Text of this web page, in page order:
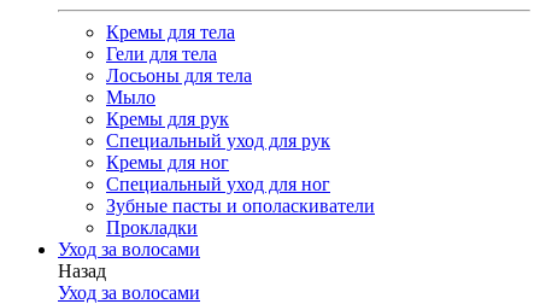
Кремы для тела
Гели для тела
Лосьоны для тела
Мыло
Кремы для рук
Специальный уход для рук
Кремы для ног
Специальный уход для ног
Зубные пасты и ополаскиватели
Прокладки
Уход за волосами
Назад
Уход за волосами